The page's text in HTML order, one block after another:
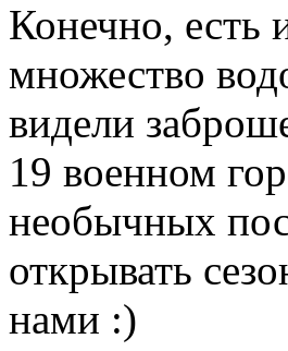
Конечно, есть
множество
видели
19 военном
необычных
открывать
нами :)